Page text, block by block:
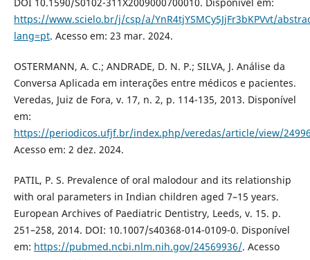
https://www.scielo.br/j/csp/a/YnR4tjYSMCy5JjFr3bKPVvt/
lang=pt. Acesso em: 23 mar. 2024.
OSTERMANN, A. C.; ANDRADE, D. N. P.; SILVA, J. Análise da
Conversa Aplicada em interações entre médicos e pacientes.
Veredas, Juiz de Fora, v. 17, n. 2, p. 114-135, 2013. Disponível
em:
https://periodicos.ufjf.br/index.php/veredas/article/view/
Acesso em: 2 dez. 2024.
PATIL, P. S. Prevalence of oral malodour and its relationship
with oral parameters in Indian children aged 7–15 years.
European Archives of Paediatric Dentistry, Leeds, v. 15. p.
251–258, 2014. DOI: 10.1007/s40368-014-0109-0. Disponível
em: https://pubmed.ncbi.nlm.nih.gov/24569936/. Acesso